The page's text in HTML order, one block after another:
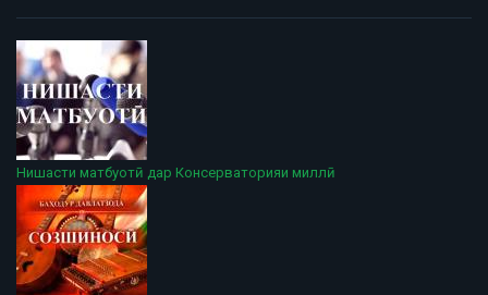
Нишасти матбуотӣ дар Консерваторияи миллӣ